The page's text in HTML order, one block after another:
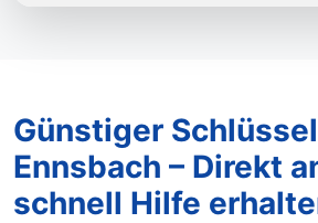
Günstiger
Ennsbach – Direkt
schnell Hilfe